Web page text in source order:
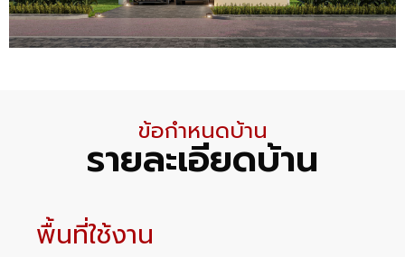
ข้อกำหนดบ้าน
รายละเอียดบ้าน
พื้นที่ใช้งาน